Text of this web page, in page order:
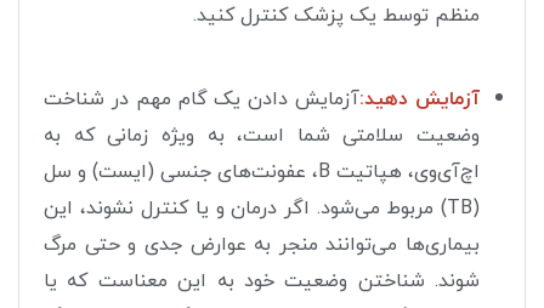
منظم توسط یک پزشک کنترل کنید.
آزمایش دهید:آزمایش دادن یک گام مهم در شناخت
وضعیت سلامتی شما است، به ویژه زمانی که به
اچ‌آی‌وی، هپاتیت B، عفونت‌های جنسی (ایست) و سل
(TB) مربوط می‌شود. اگر درمان و یا کنترل نشوند، این
بیماری‌ها می‌توانند منجر به عوارض جدی و حتی مرگ
شوند. شناختن وضعیت خود به این معناست که یا